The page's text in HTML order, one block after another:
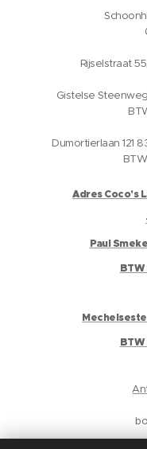
Rijselstraat
Gistelse
Dumortierlaan 121
Adres Coco's
Paul